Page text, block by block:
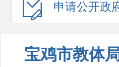
申请公开政
宝鸡市教体